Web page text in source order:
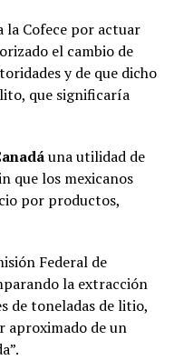
la Cofece por actuar
el cambio de
y de que dicho
que significaría
una utilidad de
que los mexicanos
por productos,
Federal de
la extracción
de toneladas de litio,
aproximado de un